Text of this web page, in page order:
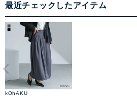
最近チェックしたアイテム
kOhAKU